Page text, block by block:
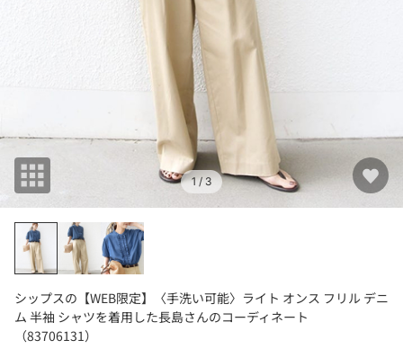
1/ 3
シップスの【WEB限定】〈手洗い可能〉ライト オンス フリル デニ
ム 半袖 シャツを着用した長島さんのコーディネート
（83706131）